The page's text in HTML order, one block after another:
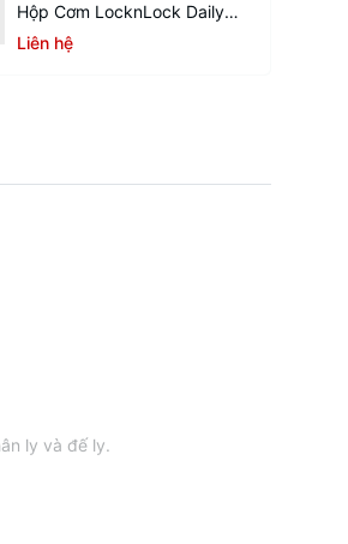
Hộp Cơm LocknLock Daily
Cooler - Màu Xám
Liên hệ
ly và đế ly.